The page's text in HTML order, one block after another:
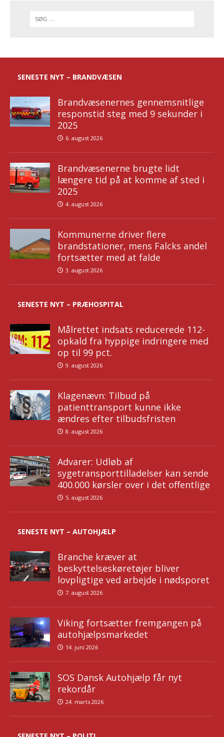
SENESTE NYT – BRANDVÆSEN
Brandvæsenernes gennemsnitlige
responstid steg med 9 sekunder i
2025
6. august 2026
Brandvæsenerne brugte lidt
længere tid på at komme af sted i
2025
4. august 2026
Kommunerne driver flere
brandstationer, mens Falcks andel
fortsætter med at falde
3. august 2026
SENESTE NYT – PRÆHOSPITAL
Målrettet indsats reducerede 112-
opkald fra hyppige indringere med
op til 99 pct.
9. august 2026
Klagenævn: Tilbud på
patienttransport kunne ikke
ændres efter tilbudsfristen
8. august 2026
Advarer: Udløb af
sygetransporttilladelser kan sende
400.000 kørsler over i det offentlige
5. august 2026
SENESTE NYT – AUTOHJÆLP
Branche kræver at
beskyttelseskøretøjer bliver
lovpligtige ved arbejde i nødsporet
7. august 2026
Viking fortsætter fremgangen på
autohjælpsmarkedet
14. juni 2026
SOS Dansk Autohjælp får nyt
rekordår
24. marts 2026